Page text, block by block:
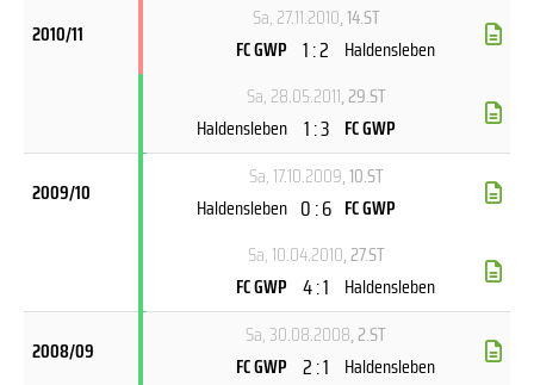
2010/11
Sa, 27.11.2010, 14.ST
FC GWP 1 : 2 Haldensleben
Sa, 28.05.2011, 29.ST
Haldensleben 1 : 3 FC GWP
2009/10
Sa, 17.10.2009, 10.ST
Haldensleben 0 : 6 FC GWP
Sa, 10.04.2010, 27.ST
FC GWP 4 : 1 Haldensleben
2008/09
Sa, 30.08.2008, 2.ST
FC GWP 2 : 1 Haldensleben